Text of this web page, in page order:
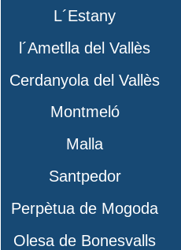
L´Estany
l´Ametlla del Vallès
Cerdanyola del Vallès
Montmeló
Malla
Santpedor
Perpètua de Mogoda
Olesa de Bonesvalls